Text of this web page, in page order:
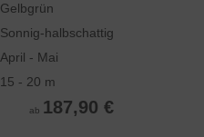
Gelbgrün
Sonnig-halbschattig
April - Mai
15 - 20 m
ab 187,90 €